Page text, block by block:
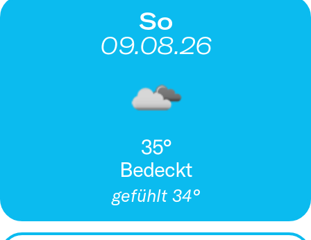
So
09.08.26
35°
Bedeckt
gefühlt 34°